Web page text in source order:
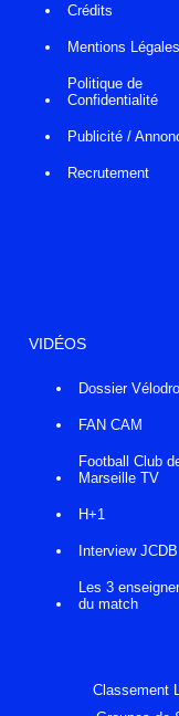
Crédits
Mentions Légales
Politique de
Confidentialité
Publicité /
Recrutement
VIDÉOS
Dossier
FAN CAM
Football Club
Marseille TV
H+1
Interview JCDB
Les 3
du match
Classement